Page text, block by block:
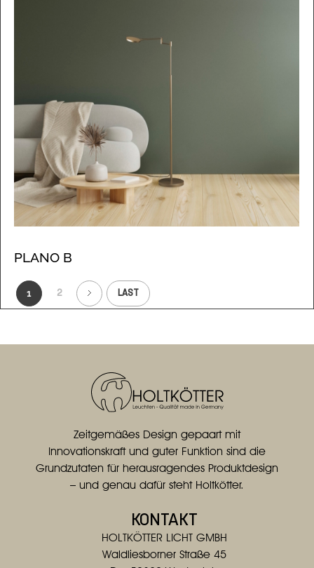
PLANO B
1 2 LAST
Zeitgemäßes Design gepaart mit
Innovationskraft und guter Funktion sind die
Grundzutaten für herausragendes Produktdesign
– und genau dafür steht Holtkötter.
KONTAKT
HOLTKÖTTER LICHT GMBH
Waldliesborner Straße 45